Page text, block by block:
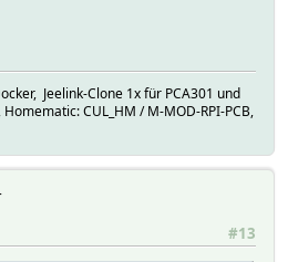
Jeelink-Clone 1x für PCA301 und
CUL_HM / M-MOD-RPI-PCB,
#13